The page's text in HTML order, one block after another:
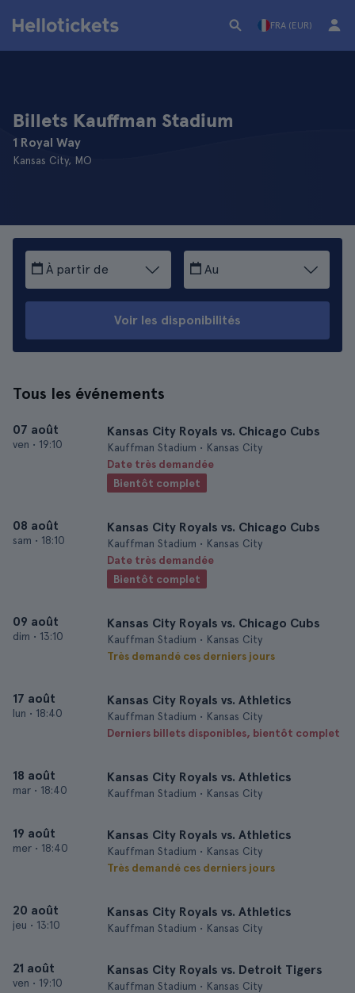
FRA (EUR)
Billets Kauffman Stadium
1 Royal Way
Kansas City, MO
À partir de Au
Voir les disponibilités
Tous les événements
07 août
ven • 19:10
Kansas City Royals vs. Chicago Cubs
Kauffman Stadium • Kansas City
Date très demandée
Bientôt complet
08 août
sam • 18:10
Kansas City Royals vs. Chicago Cubs
Kauffman Stadium • Kansas City
Date très demandée
Bientôt complet
09 août
dim • 13:10
Kansas City Royals vs. Chicago Cubs
Kauffman Stadium • Kansas City
Très demandé ces derniers jours
17 août
lun • 18:40
Kansas City Royals vs. Athletics
Kauffman Stadium • Kansas City
Derniers billets disponibles, bientôt complet
18 août
mar • 18:40
Kansas City Royals vs. Athletics
Kauffman Stadium • Kansas City
19 août
mer • 18:40
Kansas City Royals vs. Athletics
Kauffman Stadium • Kansas City
Très demandé ces derniers jours
20 août
jeu • 13:10
Kansas City Royals vs. Athletics
Kauffman Stadium • Kansas City
21 août
ven • 19:10
Kansas City Royals vs. Detroit Tigers
Kauffman Stadium • Kansas City